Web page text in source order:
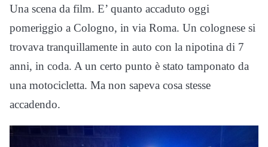
Una scena da film. E’ quanto accaduto oggi
pomeriggio a Cologno, in via Roma. Un colognese si
trovava tranquillamente in auto con la nipotina di 7
anni, in coda. A un certo punto è stato tamponato da
una motocicletta. Ma non sapeva cosa stesse
accadendo.